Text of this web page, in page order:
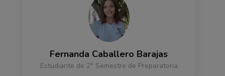
Fernanda Caballero Barajas
Estudiante de 2° Semestre de Preparatoria